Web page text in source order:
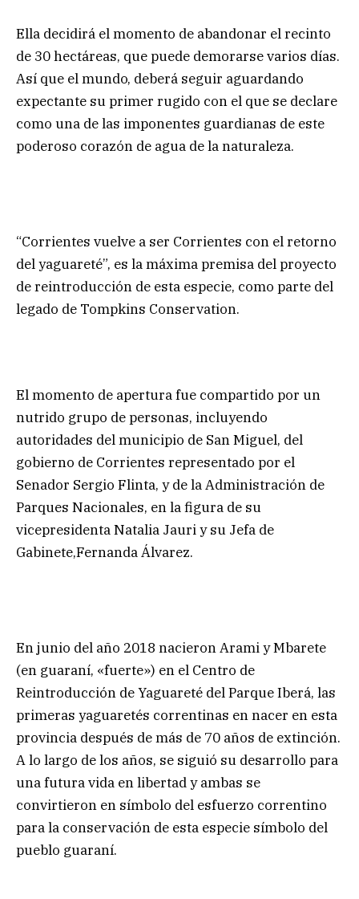
Ella decidirá el momento de abandonar el recinto
de 30 hectáreas, que puede demorarse varios días.
Así que el mundo, deberá seguir aguardando
expectante su primer rugido con el que se declare
como una de las imponentes guardianas de este
poderoso corazón de agua de la naturaleza.
“Corrientes vuelve a ser Corrientes con el retorno
del yaguareté”, es la máxima premisa del proyecto
de reintroducción de esta especie, como parte del
legado de Tompkins Conservation.
El momento de apertura fue compartido por un
nutrido grupo de personas, incluyendo
autoridades del municipio de San Miguel, del
gobierno de Corrientes representado por el
Senador Sergio Flinta, y de la Administración de
Parques Nacionales, en la figura de su
vicepresidenta Natalia Jauri y su Jefa de
Gabinete,Fernanda Álvarez.
En junio del año 2018 nacieron Arami y Mbarete
(en guaraní, «fuerte») en el Centro de
Reintroducción de Yaguareté del Parque Iberá, las
primeras yaguaretés correntinas en nacer en esta
provincia después de más de 70 años de extinción.
A lo largo de los años, se siguió su desarrollo para
una futura vida en libertad y ambas se
convirtieron en símbolo del esfuerzo correntino
para la conservación de esta especie símbolo del
pueblo guaraní.